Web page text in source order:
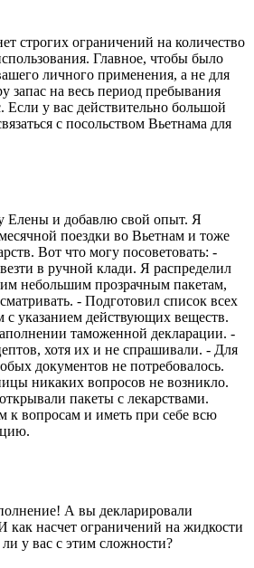
строгих ограничений на количество
Главное, чтобы было
личного применения, а не для
запас на весь период пребывания
Если у вас действительно большой
с посольством Вьетнама для
Елены и добавлю свой опыт. Я
поездки во Вьетнам и тоже
Вот что могу посоветовать: -
в ручной клади. Я распределил
небольшим прозрачным пакетам,
- Подготовил список всех
с указанием действующих веществ.
таможенной декларации. -
хотя их и не спрашивали. - Для
документов не потребовалось.
никаких вопросов не возникло.
пакеты с лекарствами.
к вопросам и иметь при себе всю
А вы декларировали
как насчет ограничений на жидкости
у вас с этим сложности?